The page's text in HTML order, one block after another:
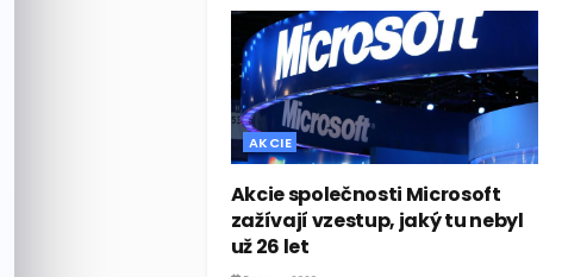
AKCIE
Akcie společnosti Microsoft
zažívají vzestup, jaký tu nebyl
už 26 let